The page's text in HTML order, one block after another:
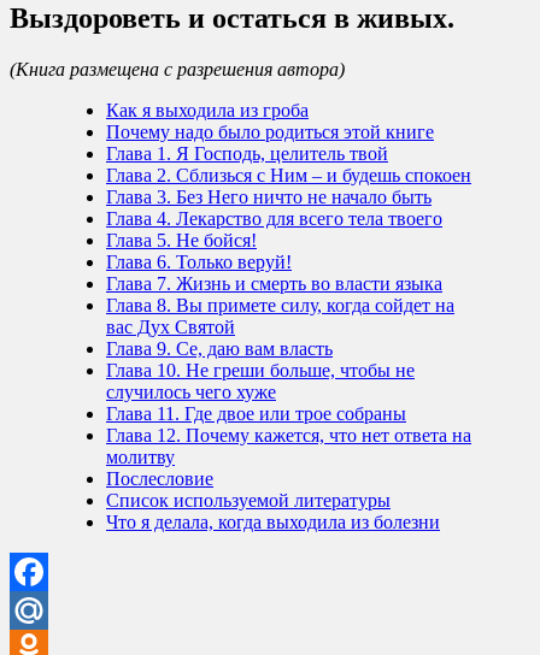
Выздороветь и остаться в живых.
(Книга размещена с разрешения автора)
Как я выходила из гроба
Почему надо было родиться этой книге
Глава 1. Я Господь, целитель твой
Глава 2. Сблизься с Ним – и будешь спокоен
Глава 3. Без Него ничто не начало быть
Глава 4. Лекарство для всего тела твоего
Глава 5. Не бойся!
Глава 6. Только веруй!
Глава 7. Жизнь и смерть во власти языка
Глава 8. Вы примете силу, когда сойдет на
вас Дух Святой
Глава 9. Се, даю вам власть
Глава 10. Не греши больше, чтобы не
случилось чего хуже
Глава 11. Где двое или трое собраны
Глава 12. Почему кажется, что нет ответа на
молитву
Послесловие
Список используемой литературы
Что я делала, когда выходила из болезни
Facebook
Mail.Ru